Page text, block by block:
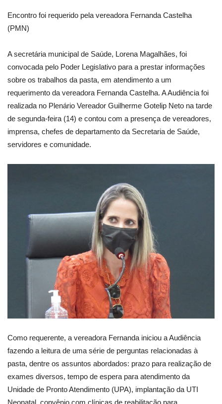
Encontro foi requerido pela vereadora Fernanda Castelha
(PMN)
A secretária municipal de Saúde, Lorena Magalhães, foi
convocada pelo Poder Legislativo para a prestar informações
sobre os trabalhos da pasta, em atendimento a um
requerimento da vereadora Fernanda Castelha. A Audiência foi
realizada no Plenário Vereador Guilherme Gotelip Neto na tarde
de segunda-feira (14) e contou com a presença de vereadores,
imprensa, chefes de departamento da Secretaria de Saúde,
servidores e comunidade.
Como requerente, a vereadora Fernanda iniciou a Audiência
fazendo a leitura de uma série de perguntas relacionadas à
pasta, dentre os assuntos abordados: prazo para realização de
exames diversos, tempo de espera para atendimento da
Unidade de Pronto Atendimento (UPA), implantação da UTI
Neonatal, convênio com clínicas de reabilitação para